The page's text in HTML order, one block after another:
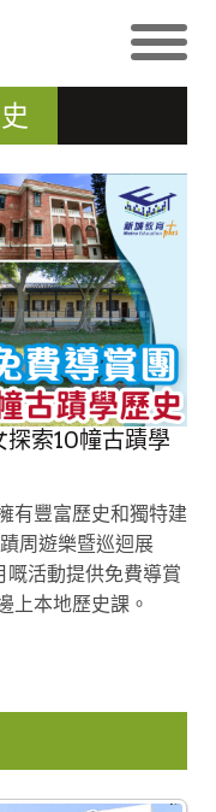
探索10幢古蹟學
有豐富歷史和獨特建
周遊樂暨巡迴展
嘅活動提供免費導賞
上本地歷史課。